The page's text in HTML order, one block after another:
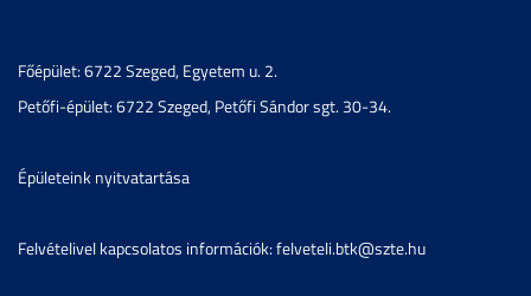
Főépület: 6722 Szeged, Egyetem u. 2.
Petőfi-épület: 6722 Szeged, Petőfi Sándor sgt. 30-34.
Épületeink nyitvatartása
Felvételivel kapcsolatos információk: felveteli.btk@szte.hu